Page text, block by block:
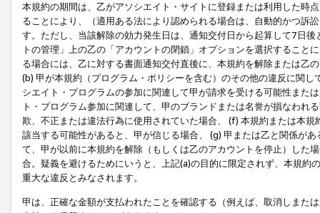
本規約の期間は、乙がアソシエイト・サイトに登録または利用した時
ることにより、（適用ある法により認められる場合は、自動的かつ訴
す。ただし、当該解除の効力発生日は、通知交付日から起算して7日
トの管理」上の乙の「アカウントの閉鎖」オプションを選択するこ
る場合には、乙に対する書面通知交付直後に、本規約を解除または乙
(b) 甲が本規約（プログラム・ポリシーを含む）のその他の違反に関
シエイト・プログラムの参加に関連して甲が請求を受ける可能性また
ト・プログラム参加に関連して、甲のブランドまたは名誉が損なわれ
欺、不正または違法行為に使用されていた場合、 (f) 本規約または本
該当する可能性があると、甲が信じる場合、 (g) 甲または乙と関係が
て、甲が以前に本規約を解除（もしくは乙のアカウントを停止）した
合。疑義を避けるためにいうと、上記(a)の目的に限定されず、本規
重大な違反とみなされます。
甲は、正確な金額が支払われたことを確認する（例えば、取消しまた